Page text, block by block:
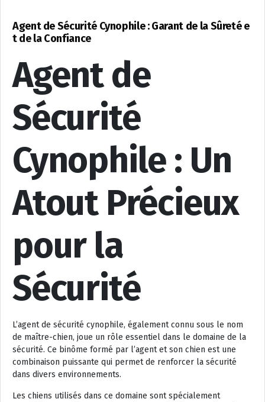
Agent de Sécurité Cynophile : Garant de la Sûreté e
t de la Confiance
Agent de
Sécurité
Cynophile : Un
Atout Précieux
pour la
Sécurité
L’agent de sécurité cynophile, également connu sous le nom
de maître-chien, joue un rôle essentiel dans le domaine de la
sécurité. Ce binôme formé par l’agent et son chien est une
combinaison puissante qui permet de renforcer la sécurité
dans divers environnements.
Les chiens utilisés dans ce domaine sont spécialement